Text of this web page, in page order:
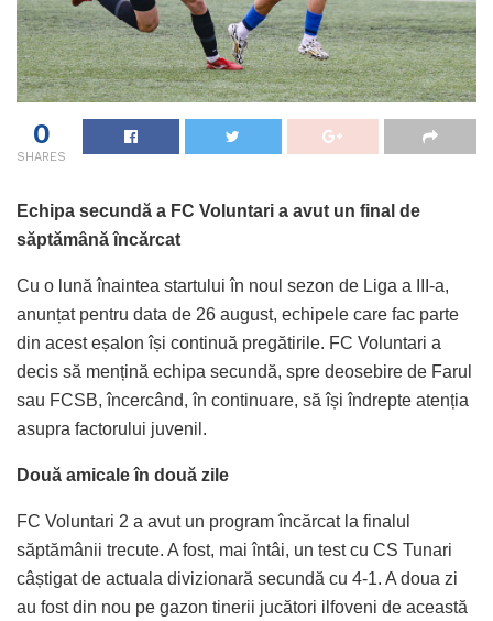
0
SHARES
Echipa secundă a FC Voluntari a avut un final de
săptămână încărcat
Cu o lună înaintea startului în noul sezon de Liga a III-a,
anunțat pentru data de 26 august, echipele care fac parte
din acest eșalon își continuă pregătirile. FC Voluntari a
decis să mențină echipa secundă, spre deosebire de Farul
sau FCSB, încercând, în continuare, să își îndrepte atenția
asupra factorului juvenil.
Două amicale în două zile
FC Voluntari 2 a avut un program încărcat la finalul
săptămânii trecute. A fost, mai întâi, un test cu CS Tunari
câștigat de actuala divizionară secundă cu 4-1. A doua zi
au fost din nou pe gazon tinerii jucători ilfoveni de această